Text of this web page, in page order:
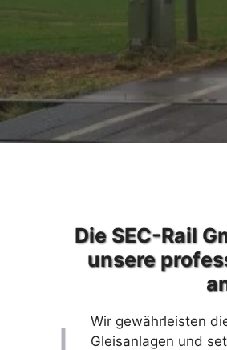
Die SEC-Rail
unsere
Wir gewährleisten
Gleisanlagen und